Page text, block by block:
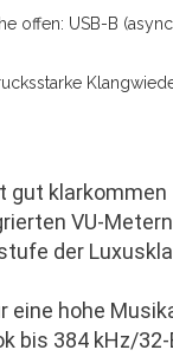
offen: USB-B
gut klarkommen
VU-
der
eine hohe
bis 384 kHz/